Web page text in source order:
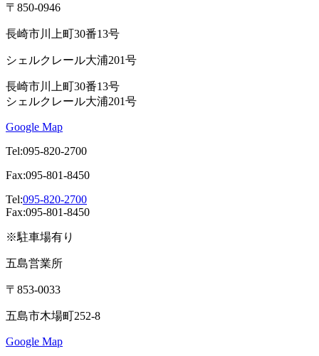
〒850-0946
長崎市川上町30番13号
シェルクレール大浦201号
長崎市川上町30番13号
シェルクレール大浦201号
Google Map
Tel:095-820-2700
Fax:095-801-8450
Tel:095-820-2700
Fax:095-801-8450
※駐車場有り
五島営業所
〒853-0033
五島市木場町252-8
Google Map